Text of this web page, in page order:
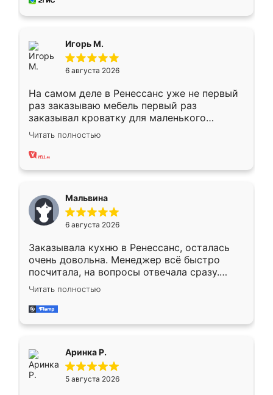
Игорь М.
6 августа 2026
На самом деле в Ренессанс уже не первый
раз заказываю мебель первый раз
заказывал кроватку для маленького
ребёнка при его рождении ,во второй раз
заказал шкаф-купе. По качеству очень
хорошее сборка достаточно быстрая,
меньше, здесь же он более разнообразный.
Мне нравится ,если что-то потребуется из
мебели буду заказывать только здесь.
Читать полностью
Мальвина
6 августа 2026
Заказывала кухню в Ренессанс, осталась
очень довольна. Менеджер всё быстро
посчитала, на вопросы отвечала сразу.
Замерщик приехал в субботу, подошёл к
делу со всей ответственностью. Собрали
за день, ребята работали аккуратно, даже
Читать полностью
Аринка Р.
5 августа 2026